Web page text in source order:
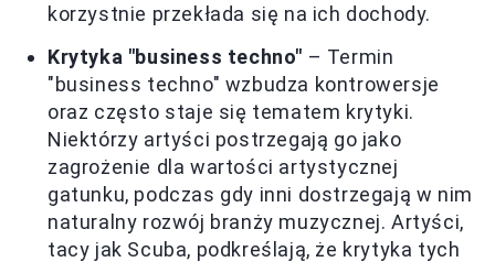
korzystnie przekłada się na ich dochody.
Krytyka "business techno" – Termin
"business techno" wzbudza kontrowersje
oraz często staje się tematem krytyki.
Niektórzy artyści postrzegają go jako
zagrożenie dla wartości artystycznej
gatunku, podczas gdy inni dostrzegają w nim
naturalny rozwój branży muzycznej. Artyści,
tacy jak Scuba, podkreślają, że krytyka tych